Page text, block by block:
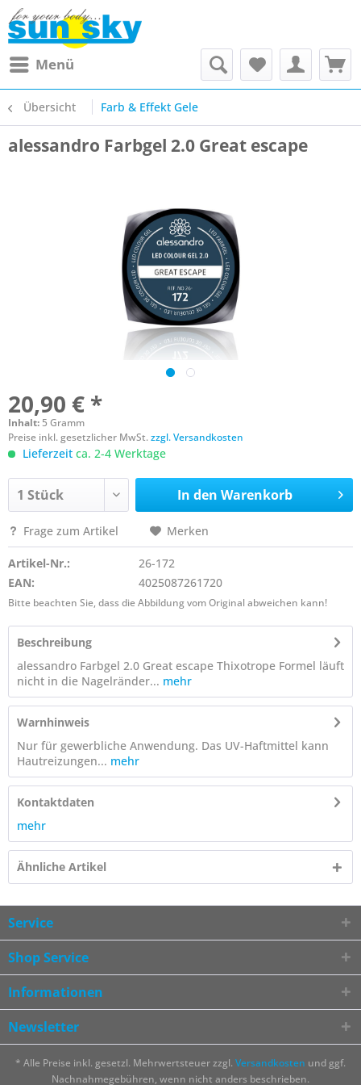
Menü
Übersicht Farb & Effekt Gele
alessandro Farbgel 2.0 Great escape
20,90 € *
Inhalt: 5 Gramm
Preise inkl. gesetzlicher MwSt.zzgl. Versandkosten
Lieferzeit ca. 2-4 Werktage
In den Warenkorb
Frage zum Artikel Merken
Artikel-Nr.:
26-172
EAN:
4025087261720
Bitte beachten Sie, dass die Abbildung vom Original abweichen kann!
Beschreibung
alessandro Farbgel 2.0 Great escape Thixotrope Formel läuft
nicht in die Nagelränder... mehr
Warnhinweis
Nur für gewerbliche Anwendung. Das UV-Haftmittel kann
Hautreizungen... mehr
Kontaktdaten
mehr
Ähnliche Artikel
Service
Shop Service
Informationen
Newsletter
* Alle Preise inkl. gesetzl. Mehrwertsteuer zzgl. Versandkosten und ggf.
Nachnahmegebühren, wenn nicht anders beschrieben.